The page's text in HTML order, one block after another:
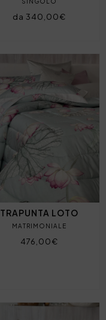
da 340,00€
TRAPUNTA LOTO
MATRIMONIALE
476,00€